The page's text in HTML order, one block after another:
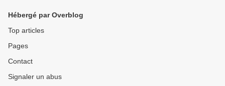
PECHE CHATEAU DE LA
CHASSE ONF
Hébergé par Overblog
Top articles
Pages
Contact
Signaler un abus